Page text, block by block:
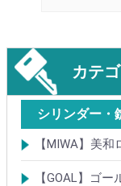
カテ
シリンダー・
【MIWA】美和
シリンダー
レバーハンドル錠
ケースロック
モノロック
本締錠
引戸錠
引違戸錠
ガラス扉錠
補助錠
グレモン錠
自動施錠錠
面付錠
内部錠
プッシュプル錠
キーレス錠
インダストリア
ポスト錠
ハンドル
サムターン
フロントプレート
ストライク
樹脂カバー・非
交換・補修錠前
交換・補修部材
M品番特殊錠(Kシ
その他
【GOAL】ゴー